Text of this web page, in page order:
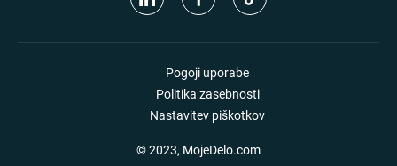
Pogoji uporabe
Politika zasebnosti
Nastavitev piškotkov
© 2023, MojeDelo.com